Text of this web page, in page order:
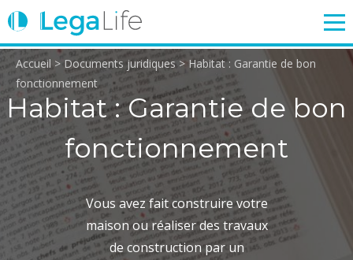
ENTREPRISE TRAVAIL IMMOBILIER
Login
Accueil > Documents juridiques> Habitat : Garantie de bon
fonctionnement
Habitat : Garantie de bon
fonctionnement
Vous avez fait construire votre
maison ou réaliser des travaux
de construction par un